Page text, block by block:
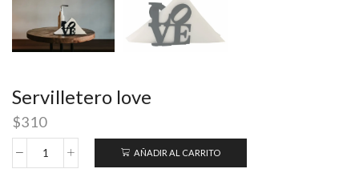
Servilletero love
$310
AÑADIR AL CARRITO